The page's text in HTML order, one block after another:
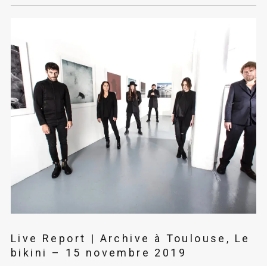
Live Report | Archive à Toulouse, Le
bikini – 15 novembre 2019